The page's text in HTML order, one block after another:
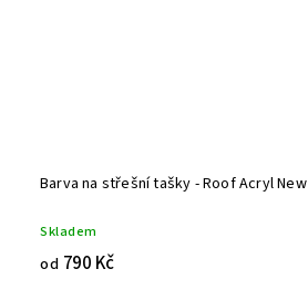
Barva na střešní tašky - Roof Acryl New
Skladem
od 790 Kč